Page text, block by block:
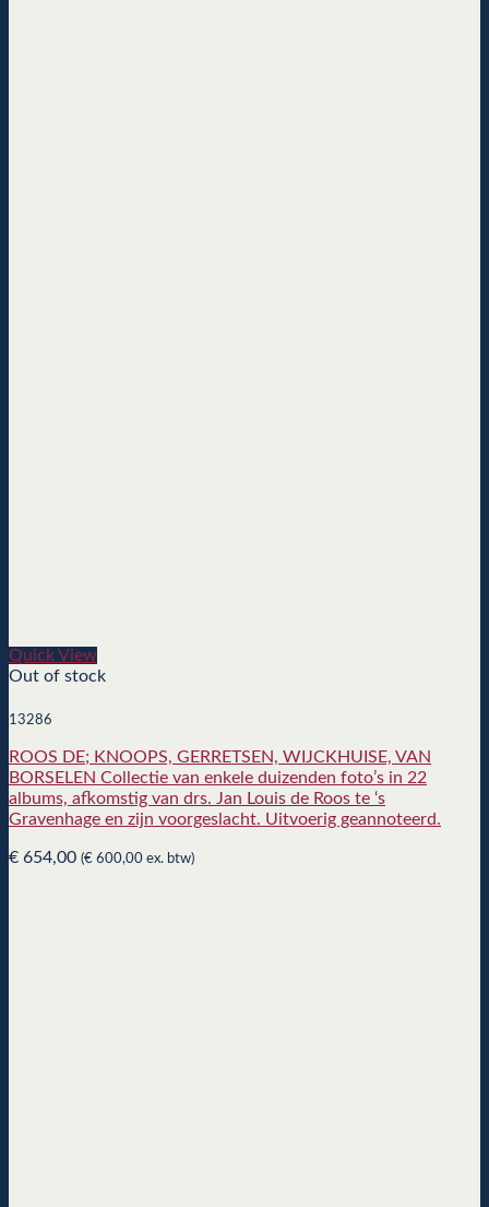
Quick View
Out of stock
13286
ROOS DE; KNOOPS, GERRETSEN, WIJCKHUISE, VAN
BORSELEN Collectie van enkele duizenden foto’s in 22
albums, afkomstig van drs. Jan Louis de Roos te ‘s
Gravenhage en zijn voorgeslacht. Uitvoerig geannoteerd.
€ 654,00 (€ 600,00 ex. btw)